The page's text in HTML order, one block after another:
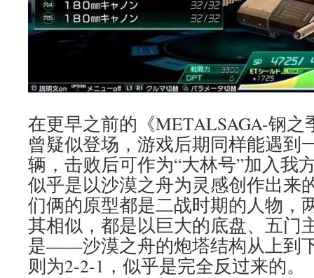
在更早之前的《METALSAGA-钢
曾疑似登场，游戏后期同样能遇到
辆，击败后可作为“大林号”加入我
似乎是以沙漠之舟为灵感创作出来
们俩的原型都是二战时期的人物，
其相似，都是以巨大的底盘、五门
是——沙漠之舟的炮塔结构从上到
则为2-2-1，似乎是完全反过来的。